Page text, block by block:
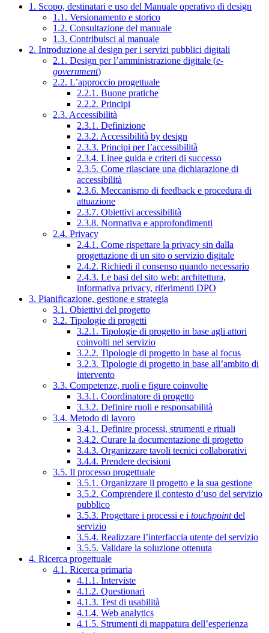
1. Scopo, destinatari e uso del Manuale operativo di design
1.1. Versionamento e storico
1.2. Consultazione del manuale
1.3. Contribuisci al manuale
2. Introduzione al design per i servizi pubblici digitali
2.1. Design per l’amministrazione digitale (e-
government)
2.2. L’approccio progettuale
2.2.1. Buone pratiche
2.2.2. Principi
2.3. Accessibilità
2.3.1. Definizione
2.3.2. Accessibilità by design
2.3.3. Principi per l’accessibilità
2.3.4. Linee guida e criteri di successo
2.3.5. Come rilasciare una dichiarazione di
accessibilità
2.3.6. Meccanismo di feedback e procedura di
attuazione
2.3.7. Obiettivi accessibilità
2.3.8. Normativa e approfondimenti
2.4. Privacy
2.4.1. Come rispettare la privacy sin dalla
progettazione di un sito o servizio digitale
2.4.2. Richiedi il consenso quando necessario
2.4.3. Le basi del sito web: architettura,
informativa privacy, riferimenti DPO
3. Pianificazione, gestione e strategia
3.1. Obiettivi del progetto
3.2. Tipologie di progetti
3.2.1. Tipologie di progetto in base agli attori
coinvolti nel servizio
3.2.2. Tipologie di progetto in base al focus
3.2.3. Tipologie di progetto in base all’ambito di
intervento
3.3. Competenze, ruoli e figure coinvolte
3.3.1. Coordinatore di progetto
3.3.2. Definire ruoli e responsabilità
3.4. Metodo di lavoro
3.4.1. Definire processi, strumenti e rituali
3.4.2. Curare la documentazione di progetto
3.4.3. Organizzare tavoli tecnici collaborativi
3.4.4. Prendere decisioni
3.5. Il processo progettuale
3.5.1. Organizzare il progetto e la sua gestione
3.5.2. Comprendere il contesto d’uso del servizio
pubblico
3.5.3. Progettare i processi e i touchpointdel
servizio
3.5.4. Realizzare l’interfaccia utente del servizio
3.5.5. Validare la soluzione ottenuta
4. Ricerca progettuale
4.1. Ricerca primaria
4.1.1. Interviste
4.1.2. Questionari
4.1.3. Test di usabilità
4.1.4. Web analytics
4.1.5. Strumenti di mappatura dell’esperienza